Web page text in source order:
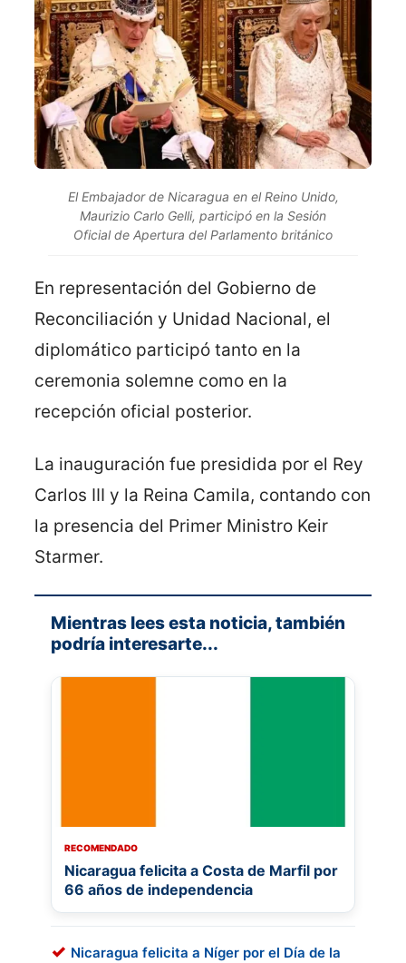
El Embajador de Nicaragua en el Reino Unido,
Maurizio Carlo Gelli, participó en la Sesión
Oficial de Apertura del Parlamento británico
En representación del Gobierno de
Reconciliación y Unidad Nacional, el
diplomático participó tanto en la
ceremonia solemne como en la
recepción oficial posterior.
La inauguración fue presidida por el Rey
Carlos III y la Reina Camila, contando con
la presencia del Primer Ministro Keir
Starmer.
Mientras lees esta noticia, también
podría interesarte...
RECOMENDADO
Nicaragua felicita a Costa de Marfil por
66 años de independencia
Nicaragua felicita a Níger por el Día de la